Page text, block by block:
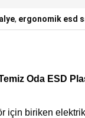
, ergonomik esd
Oda ESD
için biriken